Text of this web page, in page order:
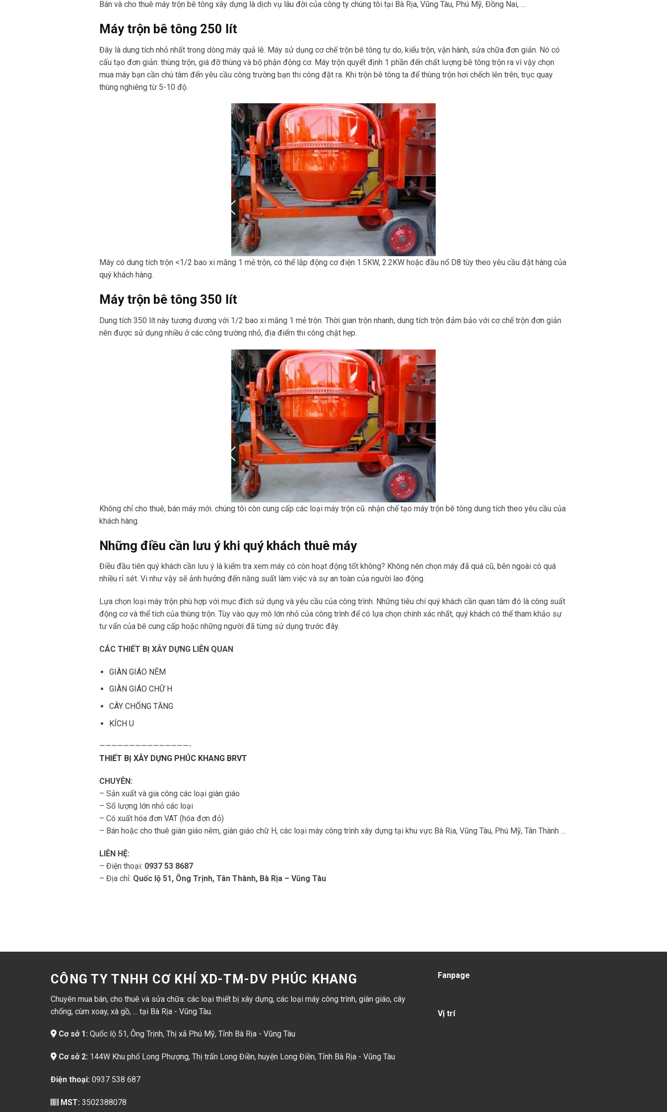
Bán và cho thuê máy trộn bê tông xây dựng là dịch vụ lâu đời của công ty chúng tôi tại Bà Rịa, Vũng Tàu, Phú Mỹ, Đồng Nai, …
Máy trộn bê tông 250 lít
Đây là dung tích nhỏ nhất trong dòng máy quả lê. Máy sử dụng cơ chế trộn bê tông tự do, kiểu trộn, vận hành, sửa chữa đơn giản. Nó có
cấu tạo đơn giản: thùng trộn, giá đỡ thùng và bộ phận động cơ. Máy trộn quyết định 1 phần đến chất lượng bê tông trộn ra vì vậy chọn
mua máy bạn cần chú tâm đến yêu cầu công trường bạn thi công đặt ra. Khi trộn bê tông ta để thùng trộn hơi chếch lên trên, trục quay
thùng nghiêng từ 5-10 độ.
Máy có dung tích trộn <1/2 bao xi măng 1 mẻ trộn, có thể lắp động cơ điện 1.5KW, 2.2KW hoặc đầu nổ D8 tùy theo yêu cầu đặt hàng của
quý khách hàng.
Máy trộn bê tông 350 lít
Dung tích 350 lít này tương đương với 1/2 bao xi măng 1 mẻ trộn. Thời gian trộn nhanh, dung tích trộn đảm bảo với cơ chế trộn đơn giản
nên được sử dụng nhiều ở các công trường nhỏ, địa điểm thi công chật hẹp.
Không chỉ cho thuê, bán máy mới. chúng tôi còn cung cấp các loại máy trộn cũ. nhận chế tạo máy trộn bê tông dung tích theo yêu cầu của
khách hàng.
Những điều cần lưu ý khi quý khách thuê máy
Điều đầu tiên quý khách cần lưu ý là kiểm tra xem máy có còn hoạt động tốt không? Không nên chọn máy đã quá cũ, bên ngoài có quá
nhiều rỉ sét. Vi như vậy sẽ ảnh hưởng đến năng suất làm việc và sự an toàn của người lao động.
Lựa chọn loại máy trộn phù hợp với mục đích sử dụng và yêu cầu của công trình. Những tiêu chí quý khách cần quan tâm đó là công suất
động cơ và thể tích của thùng trộn. Tùy vào quy mô lớn nhỏ của công trình để có lựa chọn chính xác nhất, quý khách có thể tham khảo sự
tư vấn của bê cung cấp hoặc những người đã từng sử dụng trước đây.
CÁC THIẾT BỊ XÂY DỰNG LIÊN QUAN
GIÀN GIÁO NÊM
GIÀN GIÁO CHỮ H
CÂY CHỐNG TĂNG
KÍCH U
———————————————-
THIẾT BỊ XÂY DỰNG PHÚC KHANG BRVT
CHUYÊN:
– Sản xuất và gia công các loại giàn giáo
– Số lượng lớn nhỏ các loại
– Có xuất hóa đơn VAT (hóa đơn đỏ)
– Bán hoặc cho thuê giàn giáo nêm, giàn giáo chữ H, các loại máy công trình xây dựng tại khu vực Bà Rịa, Vũng Tàu, Phú Mỹ, Tân Thành …
LIÊN HỆ:
– Điện thoại: 0937 53 8687
– Địa chỉ: Quốc lộ 51, Ông Trịnh, Tân Thành, Bà Rịa – Vũng Tàu
CÔNG TY TNHH CƠ KHÍ XD-TM-DV PHÚC KHANG
Chuyên mua bán, cho thuê và sửa chữa: các loại thiết bị xây dựng, các loại máy công trình, giàn giáo, cây
chống, cùm xoay, xà gồ, ... tại Bà Rịa - Vũng Tàu.
Cơ sở 1: Quốc lộ 51, Ông Trịnh, Thị xã Phú Mỹ, Tỉnh Bà Rịa - Vũng Tàu
Cơ sở 2: 144W Khu phố Long Phượng, Thị trấn Long Điền, huyện Long Điền, Tỉnh Bà Rịa - Vũng Tàu
Điện thoại: 0937 538 687
MST: 3502388078
Fanpage
Vị trí